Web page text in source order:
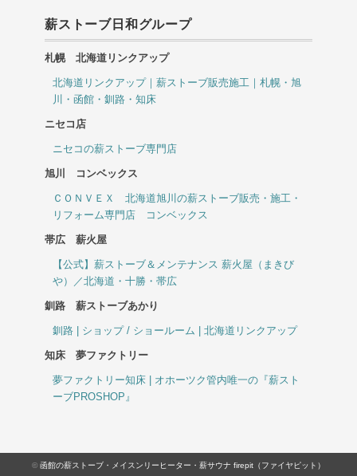
薪ストーブ日和グループ
札幌 北海道リンクアップ
北海道リンクアップ｜薪ストーブ販売施工｜札幌・旭
川・函館・釧路・知床
ニセコ店
ニセコの薪ストーブ専門店
旭川 コンベックス
ＣＯＮＶＥＸ 北海道旭川の薪ストーブ販売・施工・
リフォーム専門店 コンベックス
帯広 薪火屋
【公式】薪ストーブ＆メンテナンス 薪火屋（まきび
や）／北海道・十勝・帯広
釧路 薪ストーブあかり
釧路 | ショップ / ショールーム | 北海道リンクアップ
知床 夢ファクトリー
夢ファクトリー知床 | オホーツク管内唯一の『薪スト
ーブPROSHOP』
© 函館の薪ストーブ・メイスンリーヒーター・薪サウナ firepit（ファイヤピット）